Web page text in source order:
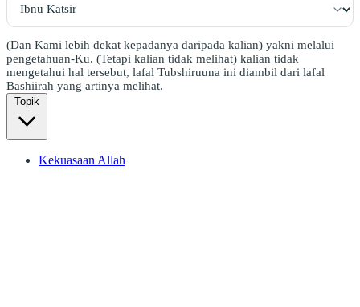
(Dan Kami lebih dekat kepadanya daripada kalian) yakni melalui
pengetahuan-Ku. (Tetapi kalian tidak melihat) kalian tidak
mengetahui hal tersebut, lafal Tubshiruuna ini diambil dari lafal
Bashiirah yang artinya melihat.
Topik
Kekuasaan Allah